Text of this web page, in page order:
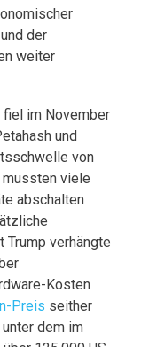
der
weiter
im November
und
von
mussten viele
abschalten
Trump verhängte
Kosten
Preis seither
dem im